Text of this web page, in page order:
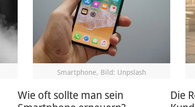
Smartphone, Bild: Unpslash
Wie oft sollte man sein
Die